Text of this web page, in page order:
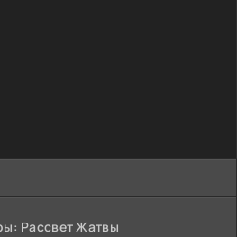
Рассвет Жатвы